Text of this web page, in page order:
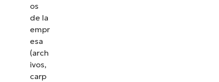
os
de la
empr
esa
(arch
ivos,
carp